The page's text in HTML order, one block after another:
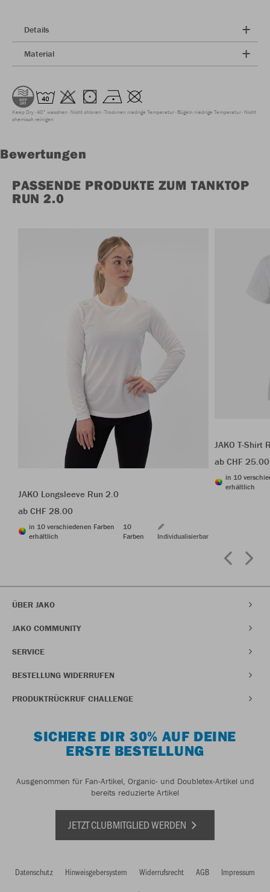
Details
Material
Keep Dry 40° waschen Nicht chloren Trocknen niedrige Temperatur Bügeln niedrige Temperatur Nicht
chemisch reinigen
Bewertungen
PASSENDE PRODUKTE ZUM TANKTOP
RUN 2.0
JAKO Longsleeve Run 2.0
ab CHF 28.00
in 10 verschiedenen Farben
erhältlich
10
Farben
Individualisierbar
JAKO T-Shirt
ab CHF 25.00
in 10
erhältlich
ÜBER JAKO
JAKO COMMUNITY
SERVICE
BESTELLUNG WIDERRUFEN
PRODUKTRÜCKRUF CHALLENGE
SICHERE DIR 30% AUF DEINE
ERSTE BESTELLUNG
Ausgenommen für Fan-Artikel, Organic- und Doubletex-Artikel und
bereits reduzierte Artikel
JETZT CLUBMITGLIED WERDEN
Datenschutz Hinweisgebersystem Widerrufsrecht AGB Impressum